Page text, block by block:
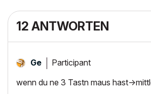
12 ANTWORTEN
Ge Participant
wenn du ne 3 Tastn maus hast-